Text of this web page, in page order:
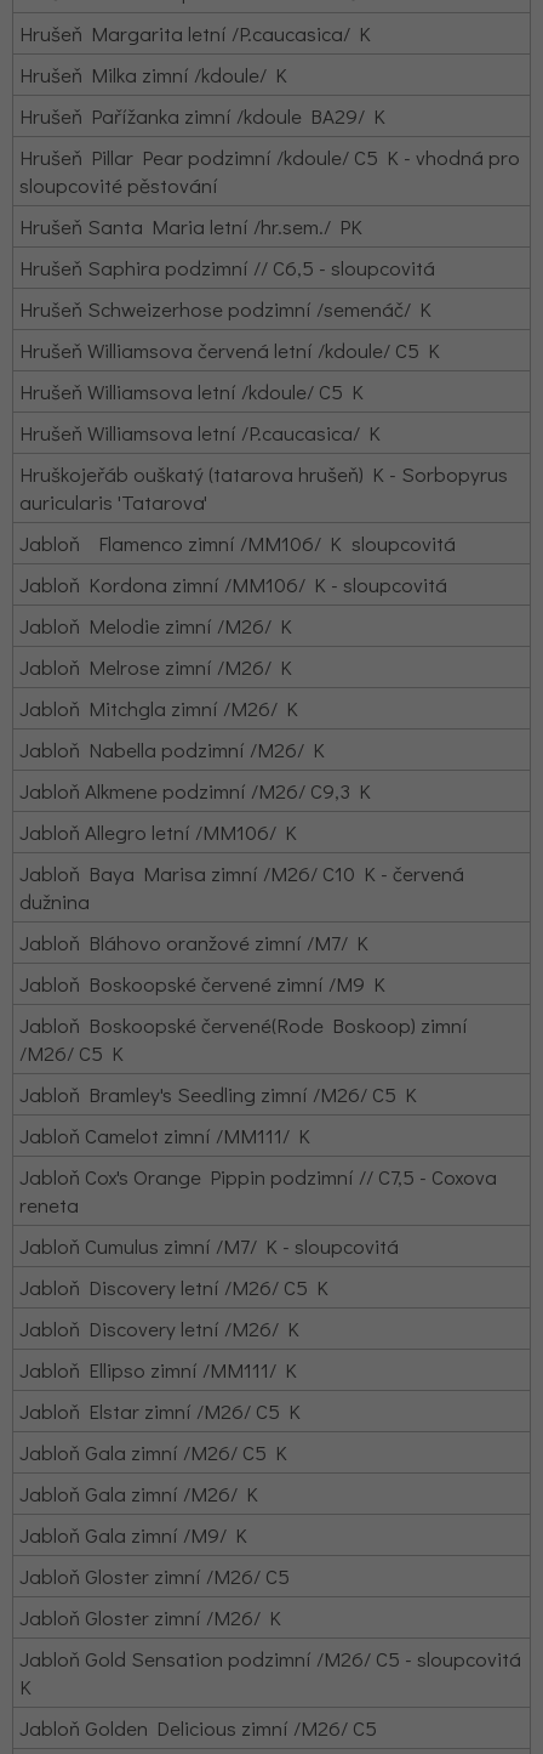
Hrušeň Margarita letní /P.caucasica/ K
Hrušeň Milka zimní /kdoule/ K
Hrušeň Pařížanka zimní /kdoule BA29/ K
Hrušeň Pillar Pear podzimní /kdoule/ C5 K - vhodná pro
sloupcovité pěstování
Hrušeň Santa Maria letní /hr.sem./ PK
Hrušeň Saphira podzimní // C6,5 - sloupcovitá
Hrušeň Schweizerhose podzimní /semenáč/ K
Hrušeň Williamsova červená letní /kdoule/ C5 K
Hrušeň Williamsova letní /kdoule/ C5 K
Hrušeň Williamsova letní /P.caucasica/ K
Hruškojeřáb ouškatý (tatarova hrušeň) K - Sorbopyrus
auricularis 'Tatarova'
Jabloň
Flamenco zimní /MM106/ K ­ sloupcovitá
Jabloň Kordona zimní /MM106/ K - sloupcovitá
Jabloň Melodie zimní /M26/ K
Jabloň Melrose zimní /M26/ K
Jabloň Mitchgla zimní /M26/ K
Jabloň Nabella podzimní /M26/ K
Jabloň Alkmene podzimní /M26/ C9,3 K
Jabloň Allegro letní /MM106/ K
Jabloň Baya Marisa zimní /M26/ C10 K - červená
dužnina
Jabloň Bláhovo oranžové zimní /M7/ K
Jabloň Boskoopské červené zimní /M9 K
Jabloň Boskoopské červené(Rode Boskoop) zimní
/M26/ C5 K
Jabloň Bramley's Seedling zimní /M26/ C5 K
Jabloň Camelot zimní /MM111/ K
Jabloň Cox's Orange Pippin podzimní // C7,5 - Coxova
reneta
Jabloň Cumulus zimní /M7/ K - sloupcovitá
Jabloň Discovery letní /M26/ C5 K
Jabloň Discovery letní /M26/ K
Jabloň Ellipso zimní /MM111/ K
Jabloň Elstar zimní /M26/ C5 K
Jabloň Gala zimní /M26/ C5 K
Jabloň Gala zimní /M26/ K
Jabloň Gala zimní /M9/ K
Jabloň Gloster zimní /M26/ C5
Jabloň Gloster zimní /M26/ K
Jabloň Gold Sensation podzimní /M26/ C5 - sloupcovitá
K
Jabloň Golden Delicious zimní /M26/ C5